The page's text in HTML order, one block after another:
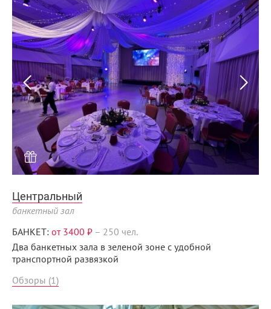
Menunsk.ru
Центральный
банкетный зал
БАНКЕТ: от 3400 ₽ – 250 чел.
Два банкетных зала в зеленой зоне с удобной
транспортной развязкой
Обзоры (1)